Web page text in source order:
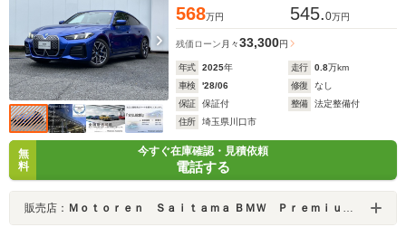
568万円 545.0万円
残価ローン 月々33,300円
年式 2025年 走行 0.8万km
車検
'28/06 修復
なし
保証
保証付 整備
法定整備付
住所
埼玉県川口市
無
料
今すぐ在庫確認・見積依頼
電話する
販売店： Ｍｏｔｏｒｅｎ Ｓａｉｔａｍａ ＢＭＷ Ｐｒｅｍｉｕｍ Ｓｅｌｅｃｔｉｏｎ 川口